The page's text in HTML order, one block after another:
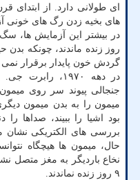
ای طولانی دارد. از ابتدای
های بخیه زدن رگ های خونی
در بیشتر این آزمایش ها،
روز زنده ماندند، چونکه
گردش خون پایدار برقرار
در دهه ۱۹۷۰،
جنجالی پیوند سر روی
میمون را به بدن میمون
بود اشیا را ببیند، صداها
بررسی های الکتریکی نشان
حال، میمون ها هیچگاه
نخاع باردیگر به مغز متصل
۹ روز زنده نماندند.